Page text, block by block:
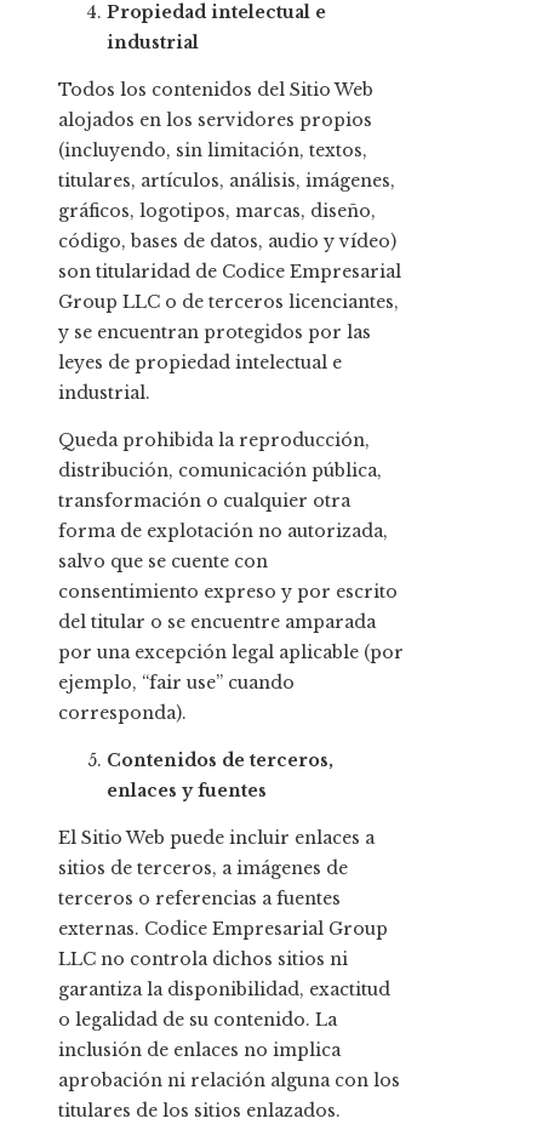
Propiedad intelectual e
industrial
Todos los contenidos del Sitio Web
alojados en los servidores propios
(incluyendo, sin limitación, textos,
titulares, artículos, análisis, imágenes,
gráficos, logotipos, marcas, diseño,
código, bases de datos, audio y vídeo)
son titularidad de Codice Empresarial
Group LLC o de terceros licenciantes,
y se encuentran protegidos por las
leyes de propiedad intelectual e
industrial.
Queda prohibida la reproducción,
distribución, comunicación pública,
transformación o cualquier otra
forma de explotación no autorizada,
salvo que se cuente con
consentimiento expreso y por escrito
del titular o se encuentre amparada
por una excepción legal aplicable (por
ejemplo, “fair use” cuando
corresponda).
Contenidos de terceros,
enlaces y fuentes
El Sitio Web puede incluir enlaces a
sitios de terceros, a imágenes de
terceros o referencias a fuentes
externas. Codice Empresarial Group
LLC no controla dichos sitios ni
garantiza la disponibilidad, exactitud
o legalidad de su contenido. La
inclusión de enlaces no implica
aprobación ni relación alguna con los
titulares de los sitios enlazados.